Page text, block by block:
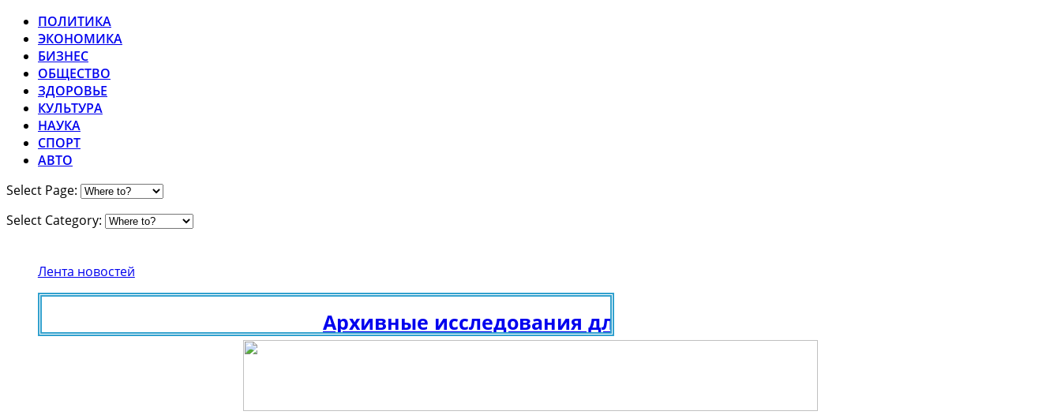
ПОЛИТИКА
ЭКОНОМИКА
БИЗНЕС
ОБЩЕСТВО
ЗДОРОВЬЕ
КУЛЬТУРА
НАУКА
СПОРТ
АВТО
Select Page:
Select Category:
Лента новостей
Архивные исследования для получения гражданства в разных странах